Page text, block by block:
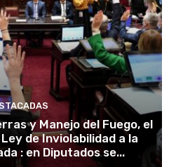
y Manejo del Fuego, el
de Inviolabilidad a la
: en Diputados se...